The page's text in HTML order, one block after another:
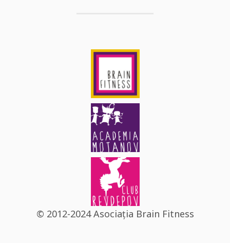
© 2012-2024 Asociația Brain Fitness